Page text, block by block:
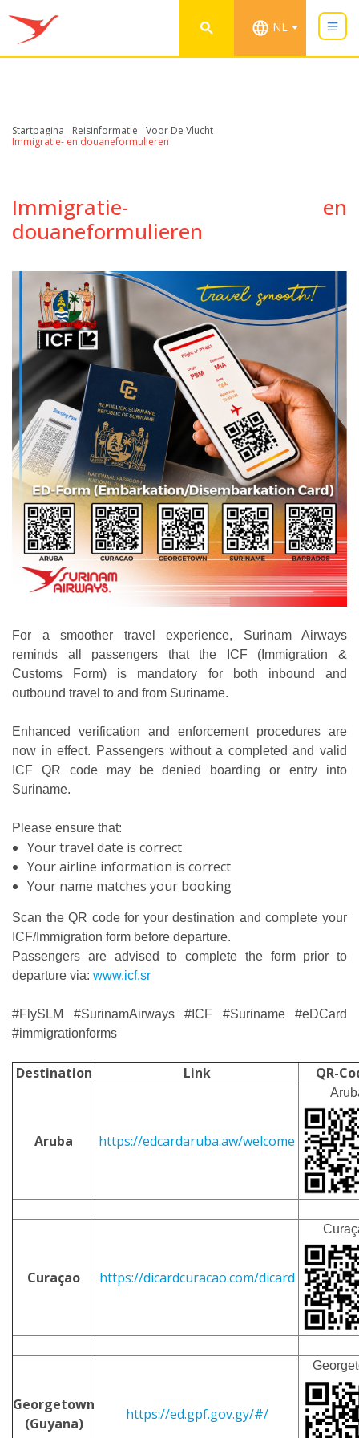
NL
Startpagina Reisinformatie
Voor De Vlucht
Immigratie- en douaneformulieren
Immigratie- en
douaneformulieren
For a smoother travel experience, Surinam Airways
reminds all passengers that the ICF (Immigration &
Customs Form) is mandatory for both inbound and
outbound travel to and from Suriname.
Enhanced verification and enforcement procedures are
now in effect. Passengers without a completed and valid
ICF QR code may be denied boarding or entry into
Suriname.
Please ensure that:
Your travel date is correct
Your airline information is correct
Your name matches your booking
Scan the QR code for your destination and complete your
ICF/Immigration form before departure.
Passengers are advised to complete the form prior to
departure via: www.icf.sr
#FlySLM #SurinamAirways #ICF #Suriname #eDCard
#immigrationforms
Destination Link QR-
Aruba https://edcardaruba.aw/welcome
Curaçao https://dicardcuracao.com/dicard
Georgetown
(Guyana)
https://ed.gpf.gov.gy/#/